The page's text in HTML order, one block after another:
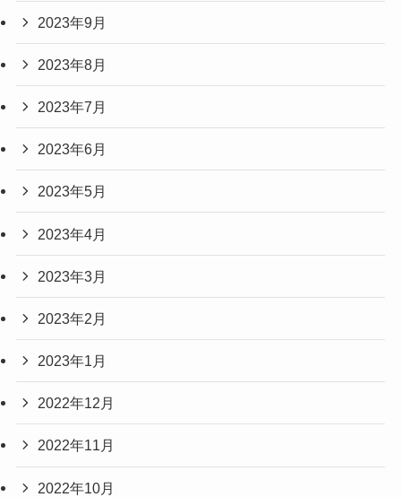
2023年9月
2023年8月
2023年7月
2023年6月
2023年5月
2023年4月
2023年3月
2023年2月
2023年1月
2022年12月
2022年11月
2022年10月